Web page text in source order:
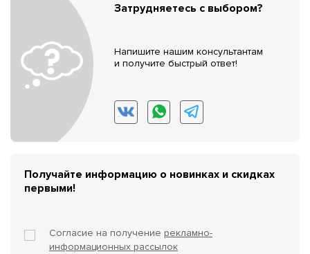
Затрудняетесь с выбором?
Напишите нашим консультантам
и получите быстрый ответ!
Получайте информацию о новинках и скидках
первыми!
Согласие на получение рекламно-
информационных рассылок